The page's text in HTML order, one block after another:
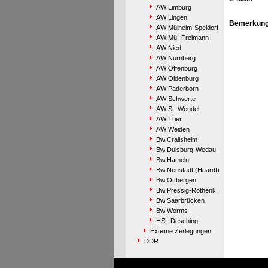
AW Limburg
AW Lingen
AW Mülheim-Speldorf
AW Mü.-Freimann
AW Nied
AW Nürnberg
AW Offenburg
AW Oldenburg
AW Paderborn
AW Schwerte
AW St. Wendel
AW Trier
AW Weiden
Bw Crailsheim
Bw Duisburg-Wedau
Bw Hameln
Bw Neustadt (Haardt)
Bw Ottbergen
Bw Pressig-Rothenk.
Bw Saarbrücken
Bw Worms
HSL Desching
Externe Zerlegungen
DDR